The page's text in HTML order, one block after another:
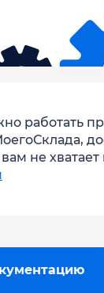
работать
не